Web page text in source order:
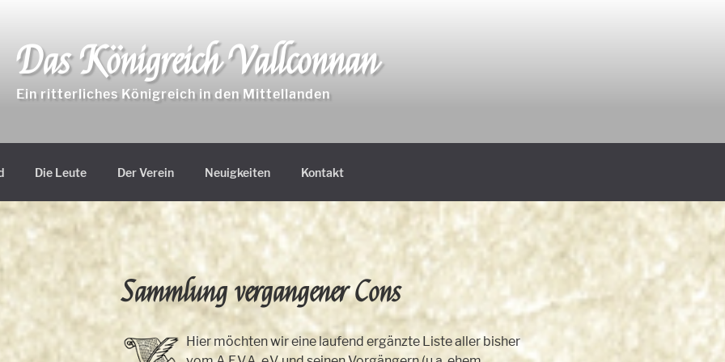
Das Königreich Vallconnan
Ein ritterliches Königreich in den Mittellanden
Die Leute Der Verein Neuigkeiten Kontakt
Sammlung vergangener Cons
Hier möchten wir eine laufend ergänzte Liste aller bisher